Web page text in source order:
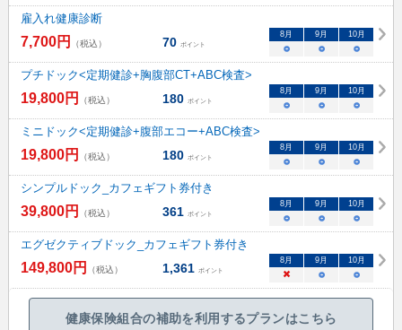
雇入れ健康診断
7,700円 （税込） 70 ポイント
8 月 9 月 10月
○ ○ ○
プチドック<定期健診+胸腹部CT+ABC検査>
19,800円 （税込） 180 ポイント
8 月 9 月 10月
○ ○ ○
ミニドック<定期健診+腹部エコー+ABC検査>
19,800円 （税込） 180 ポイント
8 月 9 月 10月
○ ○ ○
シンプルドック_カフェギフト券付き
39,800円 （税込） 361 ポイント
8 月 9 月 10月
○ ○ ○
エグゼクティブドック_カフェギフト券付き
149,800円 （税込） 1,361 ポイント
8 月 9 月 10月
× ○ ○
健康保険組合の補助を利用するプランはこちら